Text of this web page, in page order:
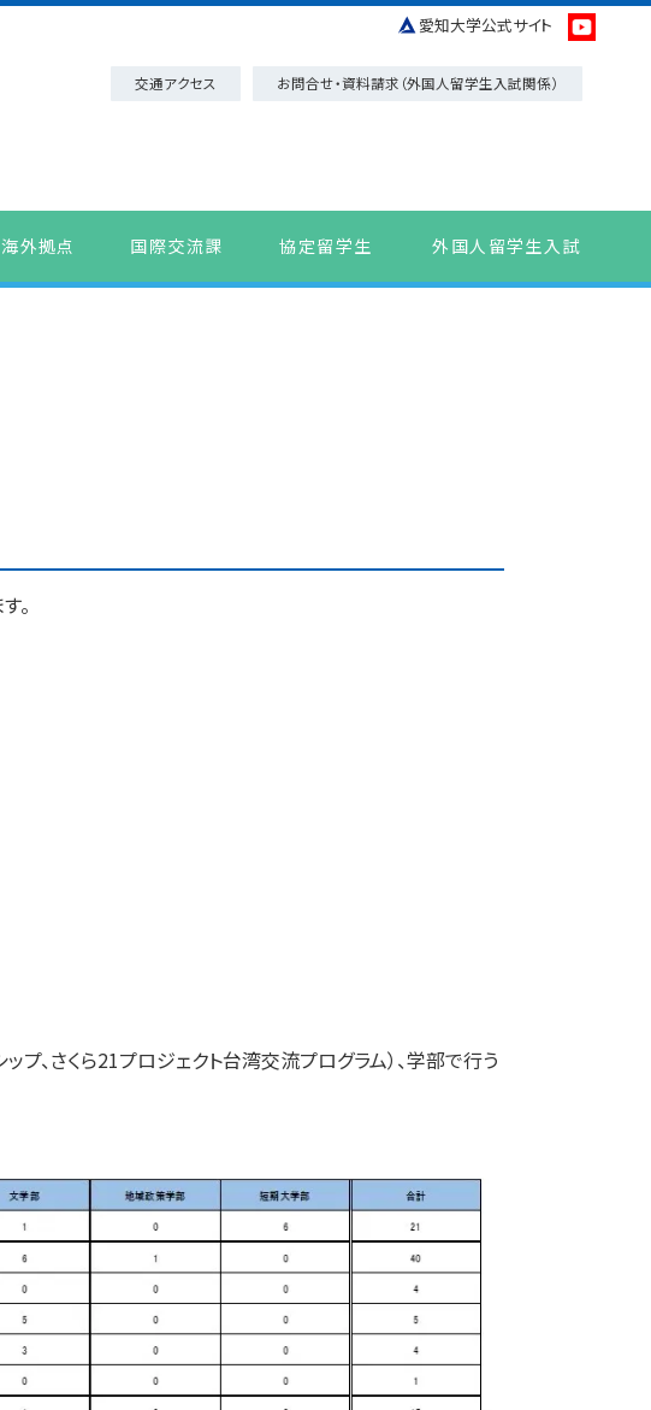
愛知大学公式サイト
交通アクセス お問合せ・資料請求（外国人留学生入試関係）
海外拠点 国際交流課 協定留学生 外国人留学生入試
。
、さくら21プロジェクト台湾交流プログラム）、学部で行う